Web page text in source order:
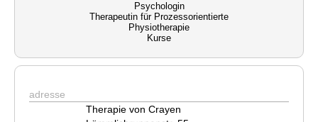
Psychologin
Therapeutin für Prozessorientierte
Physiotherapie
Kurse
adresse
Therapie von Crayen